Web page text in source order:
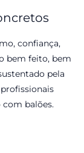
confiança,
bem feito, bem
pela
com balões.